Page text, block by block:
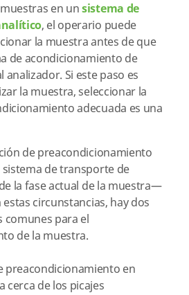
en unsistema de
, el operario puede
la muestra antes de que
de acondicionamiento de
Si este paso es
la muestra, seleccionar la
adecuada es una
de preacondicionamiento
de transporte de
la fase actual de la muestra—
circunstancias, hay dos
comunes para el
de la muestra.
preacondicionamiento en
cerca de los picajes